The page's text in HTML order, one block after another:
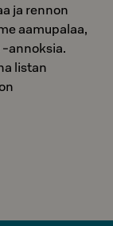
ja rennon
aamupalaa,
-annoksia.
listan